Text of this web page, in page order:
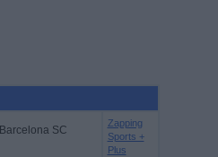
Barcelona SC
Zapping
Sports +
Plus